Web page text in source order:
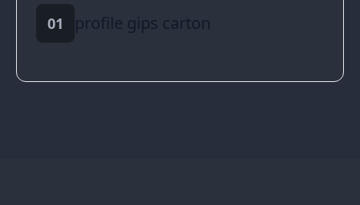
01 profile gips carton